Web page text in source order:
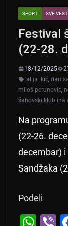
SPORT SVE
Festival
(22-28.
18/12/2025
alija ikić, dan
miloš perunović,
šahovski klub ina
Na
(22-26.
decembar)
Sandžaka
Podeli